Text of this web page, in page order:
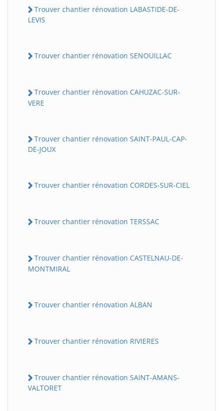
Trouver chantier rénovation LABASTIDE-DE-
LEVIS
Trouver chantier rénovation SENOUILLAC
Trouver chantier rénovation CAHUZAC-SUR-
VERE
Trouver chantier rénovation SAINT-PAUL-CAP-
DE-JOUX
Trouver chantier rénovation CORDES-SUR-CIEL
Trouver chantier rénovation TERSSAC
Trouver chantier rénovation CASTELNAU-DE-
MONTMIRAL
Trouver chantier rénovation ALBAN
Trouver chantier rénovation RIVIERES
Trouver chantier rénovation SAINT-AMANS-
VALTORET